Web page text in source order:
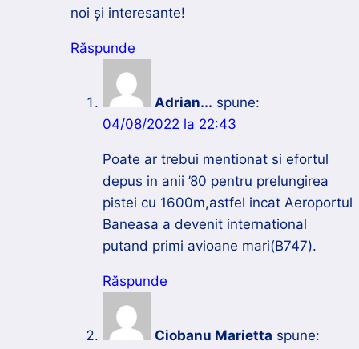
noi și interesante!
Răspunde
Adrian... spune:
04/08/2022 la 22:43
Poate ar trebui mentionat si efortul
depus in anii ’80 pentru prelungirea
pistei cu 1600m,astfel incat Aeroportul
Baneasa a devenit international
putand primi avioane mari(B747).
Răspunde
Ciobanu Marietta spune: